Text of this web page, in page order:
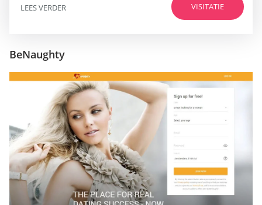
VISITATIE
LEES VERDER
BeNaughty